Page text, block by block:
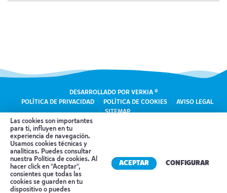
Pacific Viatges ha sido beneficiaria con un importe de mas de
10.000€ de una subvención extraordinaria de apoyo a la solvencia
empresarial en la Comunidad Valenciana en respuesta a la pandemia
de la COVID-19, convocada por la Conselleria de Hacienda y Módelo
DESARROLLADO POR VERKIA ®
POLÍTICA DE PRIVACIDAD
POLÍTICA DE COOKIES
AVISO LEGAL
SITEMAP
Las cookies son importantes
para ti, influyen en tu
experiencia de navegación.
Usamos cookies técnicas y
analíticas. Puedes consultar
nuestra Política de cookies. Al
hacer click en "Aceptar",
consientes que todas las
cookies se guarden en tu
dispositivo o puedes
ACEPTAR CONFIGURAR